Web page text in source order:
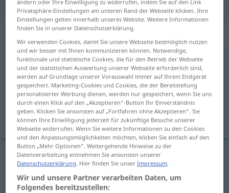
Übersetzung
„zerstreuen“
zerstreuen
Übersicht aller Übersetzungen
(Für mehr Details die Übersetzung anklicken/antippen)
roztrúsiť, rozptýliť
roztrúsiť,rozptýliť zerstreuen
ändern oder Ihre Einwilligung zu widerrufen, indem Sie auf den Link
Privatsphäre-Einstellungen am unteren Rand der Webseite klicken. Ihre
Einstellungen gelten innerhalb unseres Website. Weitere Informationen
finden Sie in unserer Datenschutzerklärung.
Wir verwenden Cookies, damit Sie unsere Webseite bestmöglich nutzen
und wir besser mit Ihnen kommunizieren können. Notwendige,
funktionale und statistische Cookies, die für den Betrieb der Webseite
und der statistischen Auswertung unserer Webseite erforderlich sind,
werden auf Grundlage unserer Vorauswahl immer auf Ihrem Endgerät
gespeichert. Marketing-Cookies und Cookies, die der Bereitstellung
personalisierter Werbung dienen, werden nur gespeichert, wenn Sie uns
durch einen Klick auf den „Akzeptieren“-Button Ihr Einverständnis
geben. Klicken Sie ansonsten auf „Fortfahren ohne Akzeptieren“. Sie
können Ihre Einwilligung jederzeit für zukünftige Besuche unserer
Webseite widerrufen. Wenn Sie weitere Informationen zu den Cookies
und den Anpassungsmöglichkeiten möchten, klicken Sie einfach auf den
Button „Mehr Optionen“. Weitergehende Hinweise zu der
Datenverarbeitung entnehmen Sie ansonsten unserer
Datenschutzerklärung. Hier finden Sie unserImpressum.
Wir und unsere Partner verarbeiten Daten, um
Folgendes bereitzustellen: